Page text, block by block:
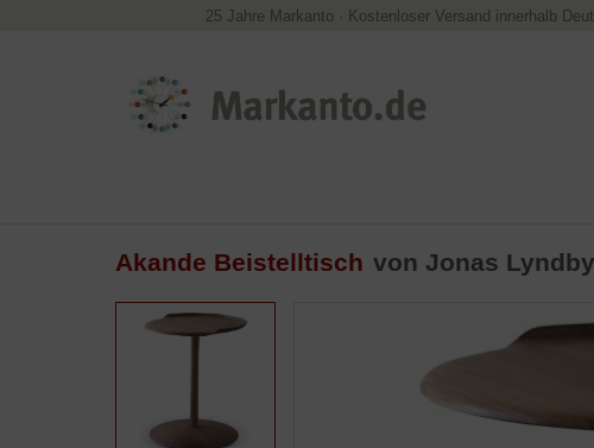
25 Jahre Markanto · Kostenloser Versand innerhalb
Akande Beistelltisch von Jonas